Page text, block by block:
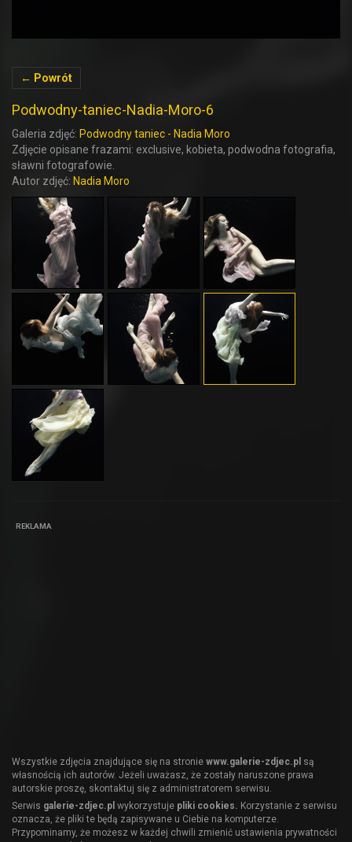
← Powrót
Podwodny-taniec-Nadia-Moro-6
Galeria zdjęć: Podwodny taniec - Nadia Moro
Zdjęcie opisane frazami: exclusive, kobieta, podwodna fotografia,
sławni fotografowie.
Autor zdjęć: Nadia Moro
REKLAMA
Wszystkie zdjęcia znajdujące się na stronie www.galerie-zdjec.pl są
własnością ich autorów. Jeżeli uważasz, że zostały naruszone prawa
autorskie proszę, skontaktuj się z administratorem serwisu.
Serwis galerie-zdjec.pl wykorzystuje pliki cookies. Korzystanie z serwisu
oznacza, że pliki te będą zapisywane u Ciebie na komputerze.
Przypominamy, że możesz w każdej chwili zmienić ustawienia prywatności